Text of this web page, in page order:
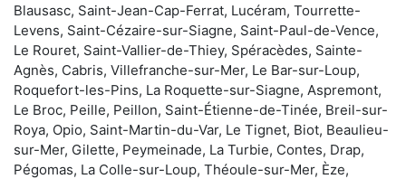
Blausasc, Saint-Jean-Cap-Ferrat, Lucéram, Tourrette-
Levens, Saint-Cézaire-sur-Siagne, Saint-Paul-de-Vence,
Le Rouret, Saint-Vallier-de-Thiey, Spéracèdes, Sainte-
Agnès, Cabris, Villefranche-sur-Mer, Le Bar-sur-Loup,
Roquefort-les-Pins, La Roquette-sur-Siagne, Aspremont,
Le Broc, Peille, Peillon, Saint-Étienne-de-Tinée, Breil-sur-
Roya, Opio, Saint-Martin-du-Var, Le Tignet, Biot, Beaulieu-
sur-Mer, Gilette, Peymeinade, La Turbie, Contes, Drap,
Pégomas, La Colle-sur-Loup, Théoule-sur-Mer, Èze,